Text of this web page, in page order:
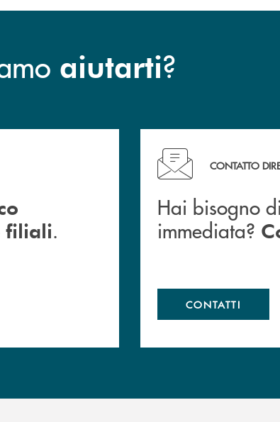
aiutarti?
delle filiali .
filiali.
Hai bisogno di
CONTATTO
Hai bisogno
immediata?
CONTATTI